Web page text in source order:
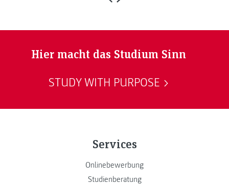
Hier macht das Studium Sinn
STUDY WITH PURPOSE
Services
Onlinebewerbung
Studienberatung